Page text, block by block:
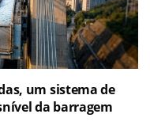
um sistema de
da barragem